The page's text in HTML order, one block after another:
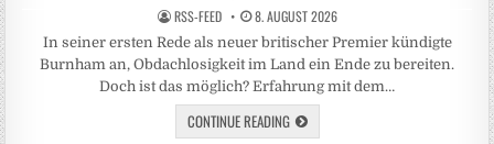
RSS-FEED 8. AUGUST 2026
In seiner ersten Rede als neuer britischer Premier kündigte
Burnham an, Obdachlosigkeit im Land ein Ende zu bereiten.
Doch ist das möglich? Erfahrung mit dem…
CONTINUE READING